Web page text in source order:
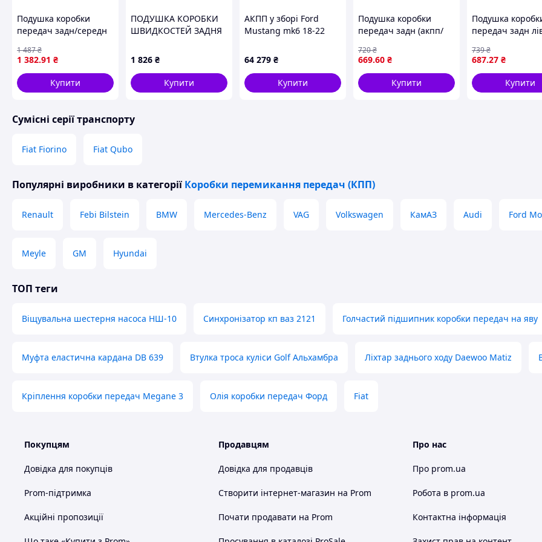
Подушка коробки
передач задн/середн
ALLROAD B8, A4 B8, A5,
A6 C7, A7, Q5,
PORSCHE MACAN 2.0-
4.2 06.07-
1 382.91 ₴
1 487₴
Купити
ПОДУШКА КОРОБКИ
ШВИДКОСТЕЙ ЗАДНЯ
1 826 ₴
Купити
АКПП у зборі Ford
Mustang mk6 18-22
JR3Z7000A, JR3P7000NA
64 279 ₴
Купити
Подушка коробки
передач задн (акпп/
(E61), 5 (F10), 5 (F11), 5
GRAN TURISMO (F07), 6
(E63), 6 (E64), 6 (F12),
669.60 ₴
720₴
Купити
Подушка
передач задн
SPRINTER 2-T
B902), SPRINTER
(B909),
(B903),
687.27 ₴
739₴
Купити
Сумісні серії транспорту
Fiat Fiorino Fiat Qubo
Популярні виробники в категорії Коробки перемикання передач (КПП)
Renault Febi Bilstein BMW Mercedes-Benz VAG Volkswagen КамАЗ Audi Ford
Meyle GM Hyundai
ТОП теги
Віщувальна шестерня насоса НШ-10 Синхронізатор кп ваз 2121 Голчастий підшипник коробки передач на яву
Муфта еластична кардана DB 639 Втулка троса куліси Golf Альхамбра Ліхтар заднього ходу Daewoo Matiz
Кріплення коробки передач Megane 3 Олія коробки передач Форд Fiat
Покупцям
Довідка для покупців
Prom-підтримка
Акційні пропозиції
Продавцям
Довідка для продавців
Створити інтернет-магазин на Prom
Почати продавати на Prom
Про нас
Про prom.ua
Робота в prom.ua
Контактна інформація